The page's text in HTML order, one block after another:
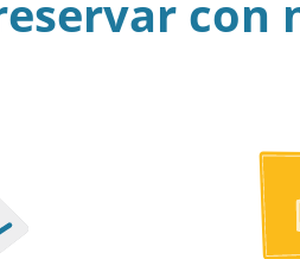
con